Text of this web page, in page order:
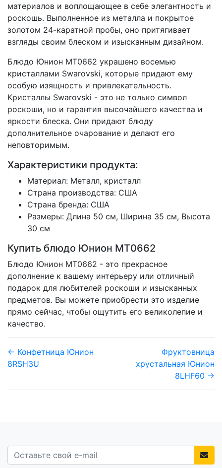
материалов и воплощающее в себе элегантность и
роскошь. Выполненное из металла и покрытое
золотом 24-каратной пробы, оно притягивает
взгляды своим блеском и изысканным дизайном.
Блюдо Юнион MT0662 украшено восемью
кристаллами Swarovski, которые придают ему
особую изящность и привлекательность.
Кристаллы Swarovski - это не только символ
роскоши, но и гарантия высочайшего качества и
яркости блеска. Они придают блюду
дополнительное очарование и делают его
неповторимым.
Характеристики продукта:
Материал: Металл, кристалл
Страна производства: США
Страна бренда: США
Размеры: Длина 50 см, Ширина 35 см, Высота
30 см
Купить блюдо Юнион MT0662
Блюдо Юнион MT0662 - это прекрасное
дополнение к вашему интерьеру или отличный
подарок для любителей роскоши и изысканных
предметов. Вы можете приобрести это изделие
прямо сейчас, чтобы ощутить его великолепие и
качество.
← Конфетница Юнион
8RSH3U
Фруктовница
хрустальная Юнион
8LHF60 →